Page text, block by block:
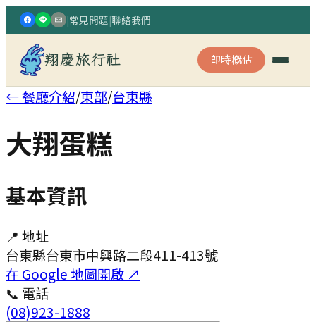
|常見問題|聯絡我們
翔慶旅行社 即時概估
← 餐廳介紹/東部/台東縣
大翔蛋糕
基本資訊
📍 地址
台東縣台東市中興路二段411-413號
在 Google 地圖開啟 ↗
📞 電話
(08)923-1888